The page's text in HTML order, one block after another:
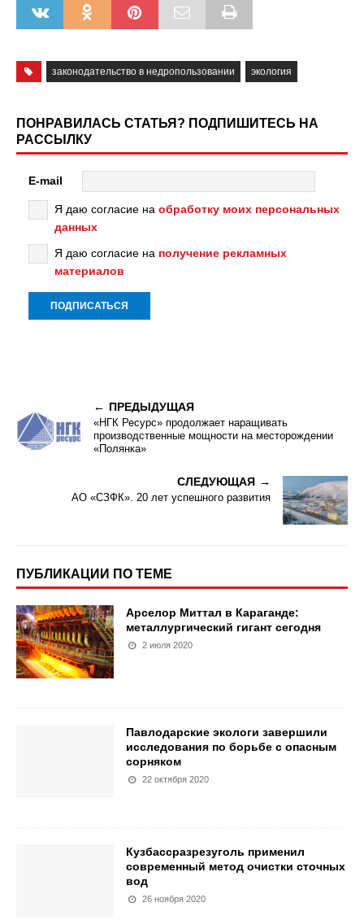
законодательство в недропользовании экология
ПОНРАВИЛАСЬ СТАТЬЯ? ПОДПИШИТЕСЬ НА
РАССЫЛКУ
E-mail
Я даю согласие на обработку моих персональных
данных
Я даю согласие на получение рекламных
материалов
ПРЕДЫДУЩАЯ
«НГК Ресурс» продолжает наращивать
производственные мощности на месторождении
«Полянка»
СЛЕДУЮЩАЯ
АО «СЗФК». 20 лет успешного развития
ПУБЛИКАЦИИ ПО ТЕМЕ
Арселор Миттал в Караганде:
металлургический гигант сегодня
2 июля 2020
Павлодарские экологи завершили
исследования по борьбе с опасным
сорняком
22 октября 2020
Кузбассразрезуголь применил
современный метод очистки сточных
вод
26 ноября 2020